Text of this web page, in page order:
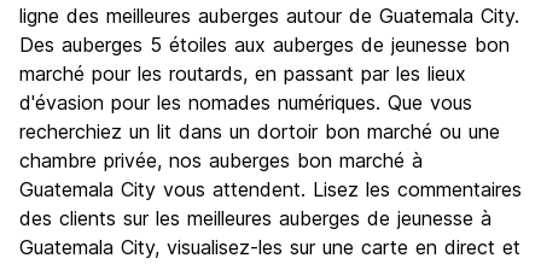
Sortir le soir / faire la fête
6.3
Bonnes affaires
7.3
ligne des meilleures auberges autour de Guatemala City.
Des auberges 5 étoiles aux auberges de jeunesse bon
marché pour les routards, en passant par les lieux
d'évasion pour les nomades numériques. Que vous
recherchiez un lit dans un dortoir bon marché ou une
chambre privée, nos auberges bon marché à
Guatemala City vous attendent. Lisez les commentaires
des clients sur les meilleures auberges de jeunesse à
Guatemala City, visualisez-les sur une carte en direct et